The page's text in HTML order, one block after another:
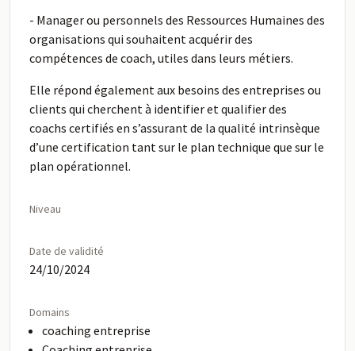
- Manager ou personnels des Ressources Humaines des
organisations qui souhaitent acquérir des
compétences de coach, utiles dans leurs métiers.
Elle répond également aux besoins des entreprises ou
clients qui cherchent à identifier et qualifier des
coachs certifiés en s’assurant de la qualité intrinsèque
d’une certification tant sur le plan technique que sur le
plan opérationnel.
Niveau
Date de validité
24/10/2024
Domains
coaching entreprise